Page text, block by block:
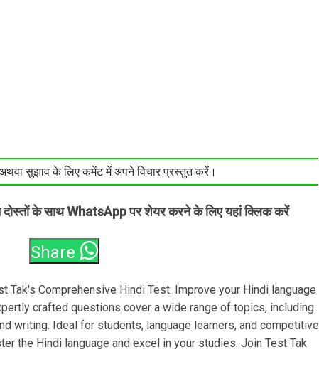
सुझाव के लिए कमेंट में अपने विचार प्रस्तुत करें।
के साथ WhatsApp पर शेयर करने के लिए यहां क्लिक करें
Share
Tak's Comprehensive Hindi Test. Improve your Hindi language
crafted questions cover a wide range of topics, including
writing. Ideal for students, language learners, and competitive
the Hindi language and excel in your studies. Join Test Tak